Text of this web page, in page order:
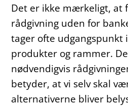
Det er ikke mærkeligt, at
rådgivning uden for
tager ofte udgangspunkt
produkter og rammer.
nødvendigvis
betyder, at vi selv skal
alternativerne bliver